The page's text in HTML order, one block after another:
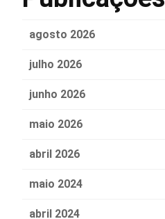
agosto 2026
julho 2026
junho 2026
maio 2026
abril 2026
maio 2024
abril 2024